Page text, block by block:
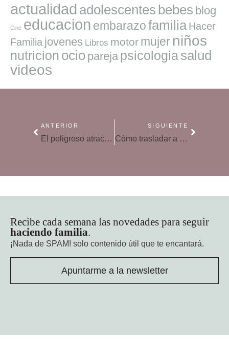
actualidad adolescentes bebes blog
Cine educacion embarazofamilia Hacer
Familia jovenes Libros motor mujer niños
nutricion ocio pareja psicologiasalud
videos
ANTERIOR
El peligroso atractivo de las pastillas de detergente
SIGUIENTE
Cómo trasladar a los niños el Día Internacional de la Democracia
Recibe cada semana las novedades para seguir
haciendo familia.
¡Nada de SPAM! solo contenido útil que te encantará.
Apuntarme a la newsletter